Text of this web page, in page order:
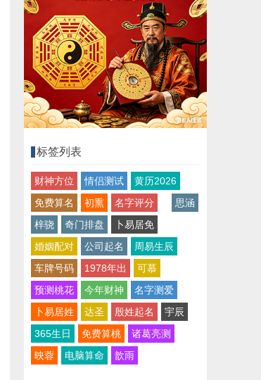
标签列表
财神方位 情侣测试
黄历2026
免费算名
初熏 名字评分
思涵
梓骁
奇门排盘
卜易居免
婚姻配对
公司起名
周易生辰
车牌号码
1978年出
可慕
预测桃花
今年财神
名字测爱
卜易居姓
达圣 殷姓起名
宇辰
365生日
免费算桃
诸葛亮测
映蓉
电脑算命 歆雨